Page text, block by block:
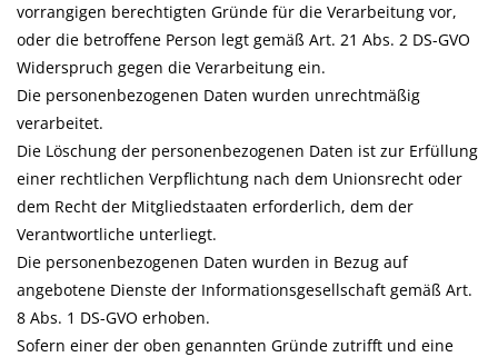
vorrangigen berechtigten Gründe für die Verarbeitung vor,
oder die betroffene Person legt gemäß Art. 21 Abs. 2 DS-GVO
Widerspruch gegen die Verarbeitung ein.
Die personenbezogenen Daten wurden unrechtmäßig
verarbeitet.
Die Löschung der personenbezogenen Daten ist zur Erfüllung
einer rechtlichen Verpflichtung nach dem Unionsrecht oder
dem Recht der Mitgliedstaaten erforderlich, dem der
Verantwortliche unterliegt.
Die personenbezogenen Daten wurden in Bezug auf
angebotene Dienste der Informationsgesellschaft gemäß Art.
8 Abs. 1 DS-GVO erhoben.
Sofern einer der oben genannten Gründe zutrifft und eine